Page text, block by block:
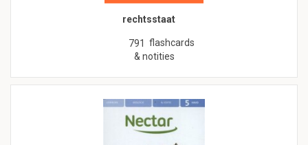
rechtsstaat
791 flashcards
& notities